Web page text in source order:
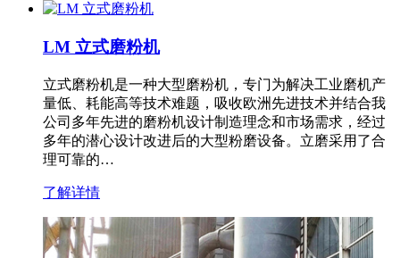
LM 立式磨粉机
立式磨粉机是一种大型磨粉机，专门为解决工业磨机产
量低、耗能高等技术难题，吸收欧洲先进技术并结合我
公司多年先进的磨粉机设计制造理念和市场需求，经过
多年的潜心设计改进后的大型粉磨设备。立磨采用了合
理可靠的…
了解详情